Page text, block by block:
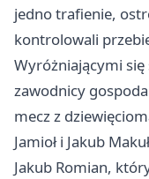
jedno trafienie,
kontrolowali
Wyróżniającymi
zawodnicy
mecz z
Jamioł i Jakub
Jakub Romian,